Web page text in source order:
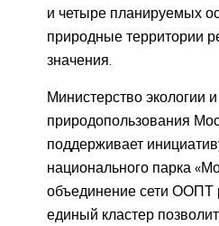
и четыре планируемых
природные территории
значения.
Министерство экологии и
природопользования
поддерживает
национального парка
объединение сети ООПТ
единый кластер